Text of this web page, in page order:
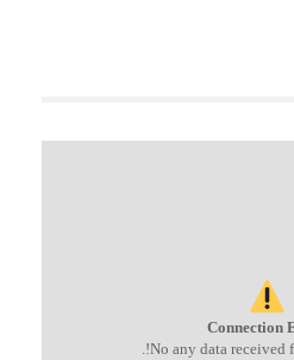
Connection
No any data received